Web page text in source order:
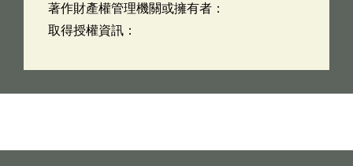
著作財產權管理機關或擁有者：
取得授權資訊：